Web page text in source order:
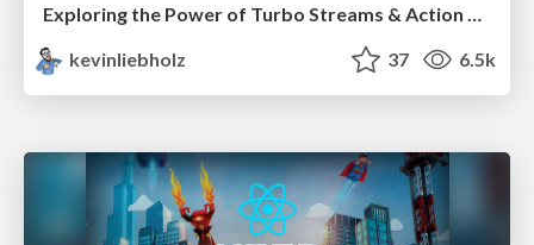
Exploring the Power of Turbo Streams & Action Cable | RailsConf2023
kevinliebholz
37 6.5k